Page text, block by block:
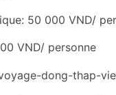
50 000 VND/
VND/ personne